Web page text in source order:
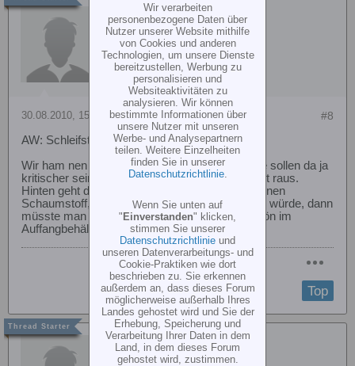
Steffen 2.0
#8
30.08.2010, 15:06
AW: Schleifstaub absaugen?
Wir ham nen Dyson (also einer ohne Beutel, die sollen da ja
kritischer sein) und auch da kommt fühlbar nicht raus.
Hinten geht die Luft auch nochmal durch nen feinen
Schaumstoff, wenn wirklich was durchkommen würde, dann
müsste man es da sehen. Bleibt aber alles schön im
Auffangbehälter.
Top
kingoftf
Wir verarbeiten
personenbezogene Daten über
Nutzer unserer Website mithilfe
von Cookies und anderen
Technologien, um unsere Dienste
bereitzustellen, Werbung zu
personalisieren und
Websiteaktivitäten zu
analysieren. Wir können
bestimmte Informationen über
unsere Nutzer mit unseren
Werbe- und Analysepartnern
teilen. Weitere Einzelheiten
finden Sie in unserer
Datenschutzrichtlinie.
Wenn Sie unten auf
"Einverstanden" klicken,
stimmen Sie unserer
Datenschutzrichtlinie und
unseren Datenverarbeitungs- und
Cookie-Praktiken wie dort
beschrieben zu. Sie erkennen
außerdem an, dass dieses Forum
möglicherweise außerhalb Ihres
Landes gehostet wird und Sie der
Erhebung, Speicherung und
Verarbeitung Ihrer Daten in dem
Land, in dem dieses Forum
gehostet wird, zustimmen.